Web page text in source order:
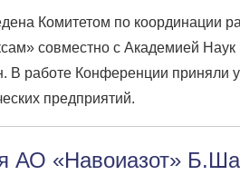
Комитетом по координации
совместно с Академией Наук
В работе Конференции приняли
предприятий.
АО «Навоиазот»